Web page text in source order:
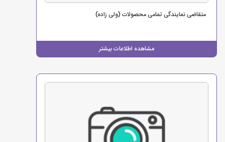
مشاهده اطلاعات بیشتر
متقاضی نمایندگی تمامی محصولات (ولی زاده)